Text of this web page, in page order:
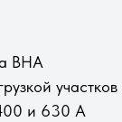
ВНА
участков
400 и 630 А